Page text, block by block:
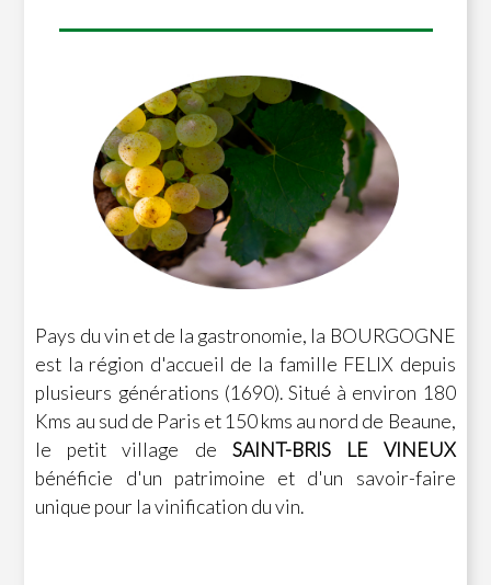
Pays du vin et de la gastronomie, la BOURGOGNE
est la région d'accueil de la famille FELIX depuis
plusieurs générations (1690). Situé à environ 180
Kms au sud de Paris et 150 kms au nord de Beaune,
le petit village de SAINT-BRIS LE VINEUX
bénéficie d'un patrimoine et d'un savoir-faire
unique pour la vinification du vin.